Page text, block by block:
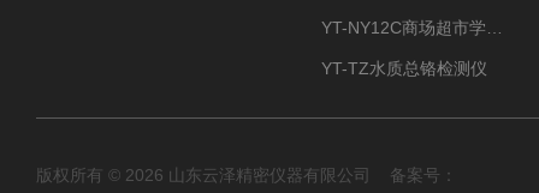
YT-TZ水质总铬检测仪
版权所有 © 2026 山东云泽精密仪器有限公司 备案号：